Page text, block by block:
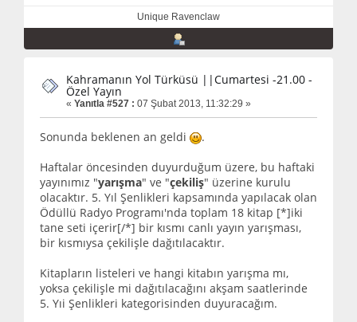
Unique Ravenclaw
Kahramanın Yol Türküsü ||Cumartesi -21.00 -
Özel Yayın
« Yanıtla #527 : 07 Şubat 2013, 11:32:29 »
Sonunda beklenen an geldi
.
Haftalar öncesinden duyurduğum üzere, bu haftaki
yayınımız "yarışma" ve "çekiliş" üzerine kurulu
olacaktır. 5. Yıl Şenlikleri kapsamında yapılacak olan
Ödüllü Radyo Programı'nda toplam 18 kitap [*]iki
tane seti içerir[/*] bir kısmı canlı yayın yarışması,
bir kısmıysa çekilişle dağıtılacaktır.
Kitapların listeleri ve hangi kitabın yarışma mı,
yoksa çekilişle mi dağıtılacağını akşam saatlerinde
5. Yıi Şenlikleri kategorisinden duyuracağım.